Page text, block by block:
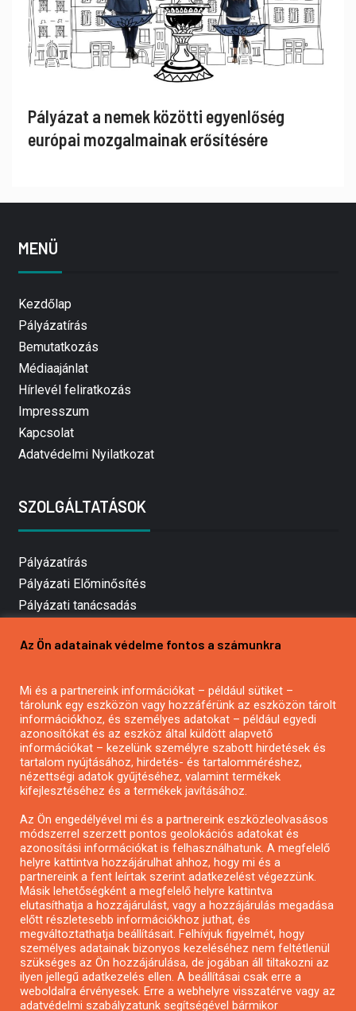
Pályázat a nemek közötti egyenlőség
európai mozgalmainak erősítésére
MENÜ
Kezdőlap
Pályázatírás
Bemutatkozás
Médiaajánlat
Hírlevél feliratkozás
Impresszum
Kapcsolat
Adatvédelmi Nyilatkozat
SZOLGÁLTATÁSOK
Pályázatírás
Pályázati Előminősítés
Pályázati tanácsadás
Mezőgazdasági pályázatírás
Pályázatírás civil szervezeteknek
Pályázatírás önkormányzatoknak
Pályázatfigyelés
Specifikus pályázatfigyelés vagy hírlevél
Pályázatok magánszemélyeknek
Pályázatok civil szervezeteknek
Pályázatok vállalkozásoknak
Önkormányzati pályázatok
Mezőgazdasági pályázatok
Falusi turizmus pályázatok
Napelem pályázatok
Az Ön adatainak védelme fontos a számunkra
Mi és a partnereink információkat – például sütiket –
tárolunk egy eszközön vagy hozzáférünk az eszközön tárolt
információkhoz, és személyes adatokat – például egyedi
azonosítókat és az eszköz által küldött alapvető
információkat – kezelünk személyre szabott hirdetések és
tartalom nyújtásához, hirdetés- és tartalomméréshez,
nézettségi adatok gyűjtéséhez, valamint termékek
kifejlesztéséhez és a termékek javításához.
Az Ön engedélyével mi és a partnereink eszközleolvasásos
módszerrel szerzett pontos geolokációs adatokat és
azonosítási információkat is felhasználhatunk. A megfelelő
helyre kattintva hozzájárulhat ahhoz, hogy mi és a
partnereink a fent leírtak szerint adatkezelést végezzünk.
Másik lehetőségként a megfelelő helyre kattintva
elutasíthatja a hozzájárulást, vagy a hozzájárulás megadása
előtt részletesebb információkhoz juthat, és
megváltoztathatja beállításait. Felhívjuk figyelmét, hogy
személyes adatainak bizonyos kezeléséhez nem feltétlenül
szükséges az Ön hozzájárulása, de jogában áll tiltakozni az
ilyen jellegű adatkezelés ellen. A beállításai csak erre a
weboldalra érvényesek. Erre a webhelyre visszatérve vagy az
adatvédelmi szabályzatunk segítségével bármikor